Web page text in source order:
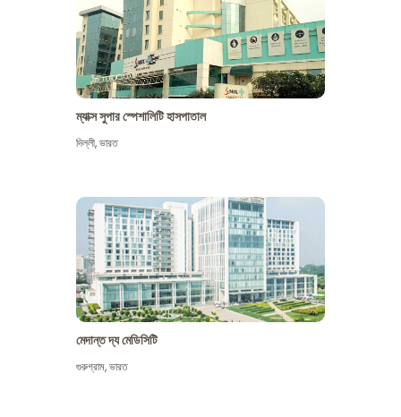
ম্যাক্স সুপার স্পেশালিটি হাসপাতাল
দিল্লী,ভারত
মেদান্ত দ্য মেডিসিটি
গুরুগ্রাম,ভারত